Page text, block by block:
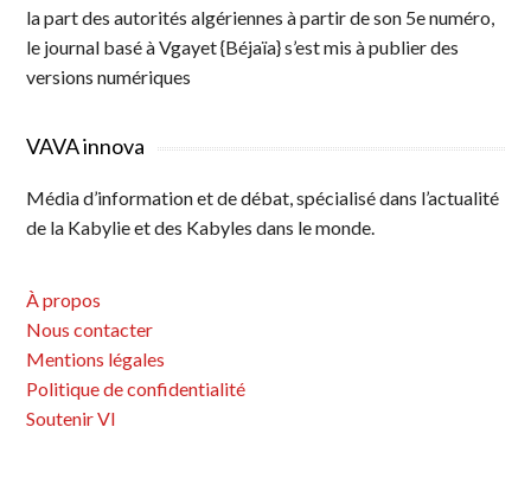
la part des autorités algériennes à partir de son 5e numéro,
le journal basé à Vgayet {Béjaïa} s’est mis à publier des
versions numériques
VAVA innova
Média d’information et de débat, spécialisé dans l’actualité
de la Kabylie et des Kabyles dans le monde.
À propos
Nous contacter
Mentions légales
Politique de confidentialité
Soutenir VI